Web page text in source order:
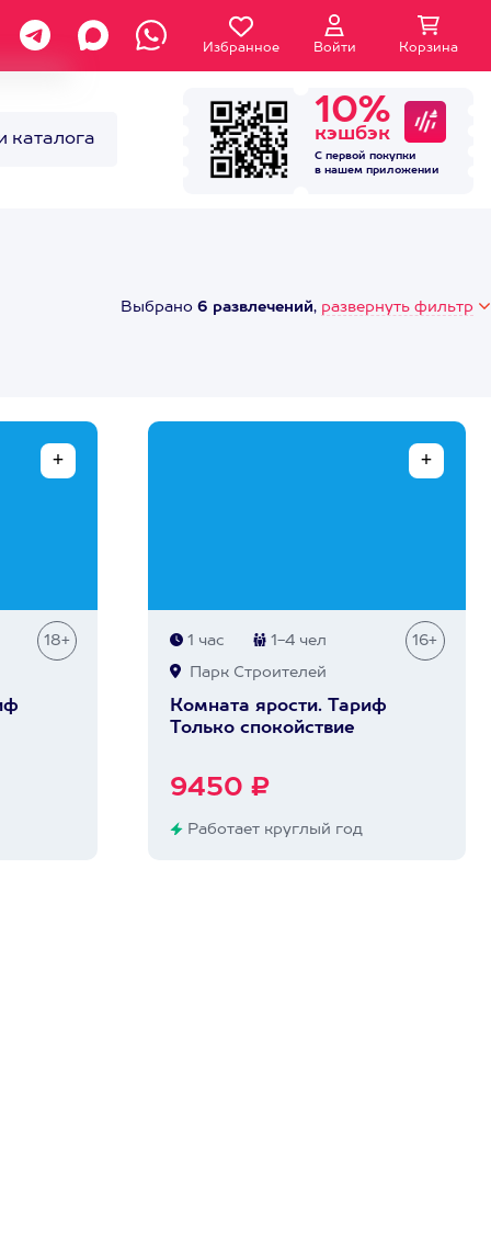
Избранное Войти Корзина
каталога
10%
кэшбэк
С первой покупки
в нашем приложении
Выбрано 6 развлечений, развернуть фильтр
18+ 1 час 1-4 чел 16+
Парк Строителей
Комната ярости. Тариф
Только спокойствие
9450 ₽
Работает круглый год